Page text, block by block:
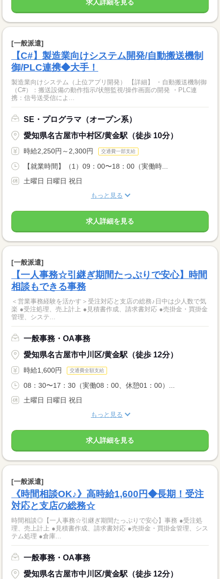
求人詳細を見る
[一般派遣]
【C#】製造業向けシステム開発/自動搬送機制
御/PLC連携◆大手！
製造業向けシステム（上位アプリ開発） 【詳細】 ・自動搬送機制御
（C#）：搬送設備の動作指示/状態監視/操作画面の開発 ・PLC連
携：信号送受信によ...
SE・プログラマ（オープン系）
愛知県名古屋市中村区/黄金駅（徒歩 10分）
時給2,250円～2,300円 交通費一部支給
【就業時間】（1）09：00〜18：00（実働時...
土曜日 日曜日 祝日
もっと見る
求人詳細を見る
[一般派遣]
【一人事務☆引継ぎ期間たっぷりで安心】時間
相談もできる事務
＜営業事務経験を活かす＞受注対応と支店の総務♪日中は少人数で気
楽 ●受注処理、売上計上 ●見積書作成、請求書対応 ●売掛金・買掛金
管理、システ...
一般事務・OA事務
愛知県名古屋市中川区/黄金駅（徒歩 12分）
時給1,600円 交通費全額支給
08：30〜17：30（実働08：00、休憩01：00）...
土曜日 日曜日 祝日
もっと見る
求人詳細を見る
[一般派遣]
《時間相談OK♪》高時給1,600円◆長期！受注
対応と支店の総務☆
時間相談◎【一人事務☆引継ぎ期間たっぷりで安心】事務 ●受注処
理、売上計上 ●見積書作成、請求書対応 ●売掛金・買掛金管理、シス
テム処理 ●倉庫...
一般事務・OA事務
愛知県名古屋市中川区/黄金駅（徒歩 12分）